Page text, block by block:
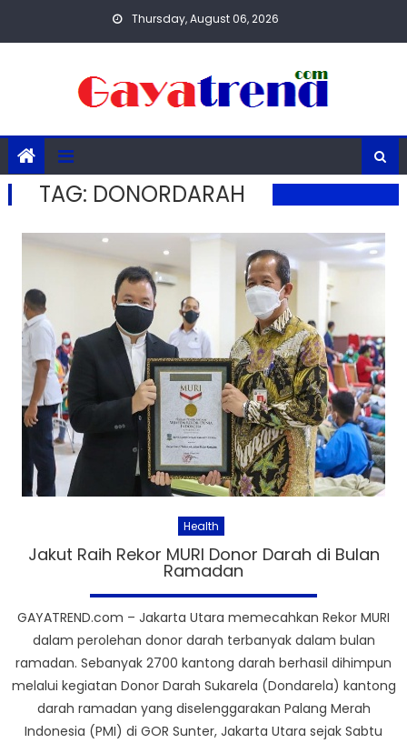
Thursday, August 06, 2026
TAG: DONORDARAH
Health
Jakut Raih Rekor MURI Donor Darah di Bulan
Ramadan
GAYATREND.com – Jakarta Utara memecahkan Rekor MURI
dalam perolehan donor darah terbanyak dalam bulan
ramadan. Sebanyak 2700 kantong darah berhasil dihimpun
melalui kegiatan Donor Darah Sukarela (Dondarela) kantong
darah ramadan yang diselenggarakan Palang Merah
Indonesia (PMI) di GOR Sunter, Jakarta Utara sejak Sabtu